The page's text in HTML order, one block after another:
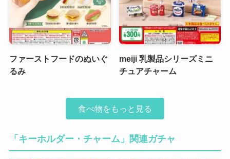
ファーストフードのぬいぐ
るみ
meiji 乳製品シリーズミニ
チュアチャーム
食べ物をもっと見る
「キーホルダー・チャーム」関連ガチャ